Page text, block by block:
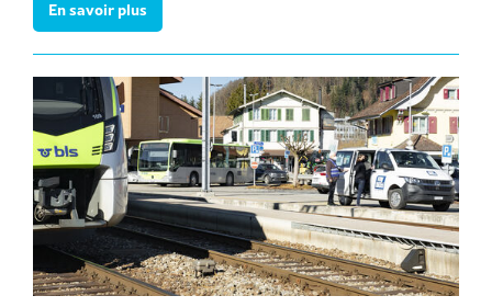
En savoir plus